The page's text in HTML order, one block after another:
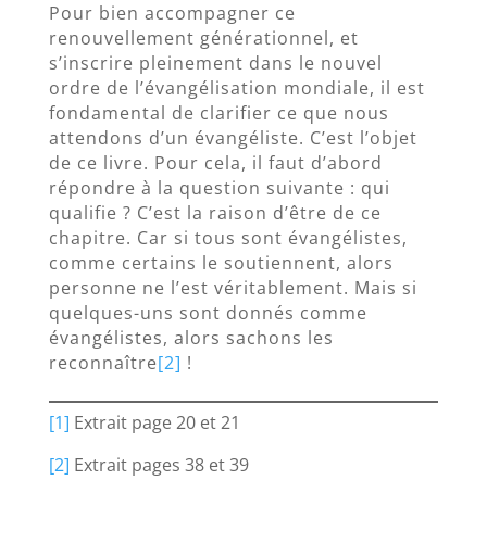
Pour bien accompagner ce
renouvellement générationnel, et
s’inscrire pleinement dans le nouvel
ordre de l’évangélisation mondiale, il est
fondamental de clarifier ce que nous
attendons d’un évangéliste. C’est l’objet
de ce livre. Pour cela, il faut d’abord
répondre à la question suivante : qui
qualifie ? C’est la raison d’être de ce
chapitre. Car si tous sont évangélistes,
comme certains le soutiennent, alors
personne ne l’est véritablement. Mais si
quelques-uns sont donnés comme
évangélistes, alors sachons les
reconnaître[2] !
[1] Extrait page 20 et 21
[2] Extrait pages 38 et 39